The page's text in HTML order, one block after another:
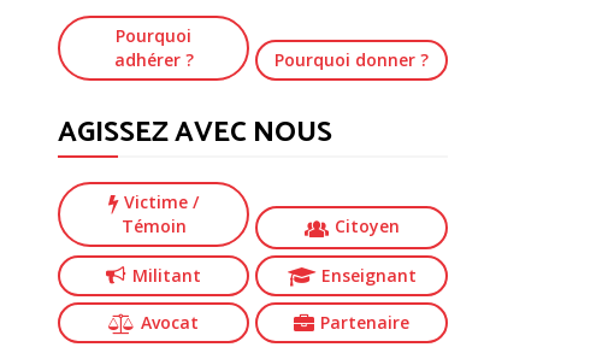
Pourquoi
adhérer ?
Pourquoi donner ?
AGISSEZ AVEC NOUS
Victime/
Témoin
Citoyen
Militant Enseignant
Avocat Partenaire